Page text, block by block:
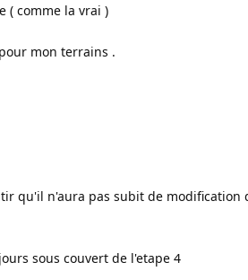
( comme la vrai )
mon terrains .
qu'il n'aura pas subit de modification
sous couvert de l'etape 4